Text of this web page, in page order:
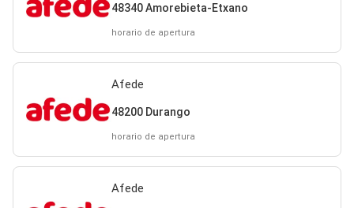
48340 Amorebieta-Etxano
horario de apertura
Afede
48200 Durango
horario de apertura
Afede